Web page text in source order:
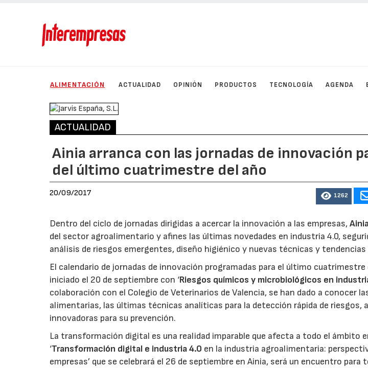
ALIMENTACIÓN ACTUALIDAD OPINIÓN PRODUCTOS TECNOLOGÍA AGENDA
ACTUALIDAD
Ainia arranca con las jornadas de innovación
del último cuatrimestre del año
20/09/2017 1262
Dentro del ciclo de jornadas dirigidas a acercar la innovación a las empresas,
del sector agroalimentario y afines las últimas novedades en industria 4.0,
análisis de riesgos emergentes, diseño higiénico y nuevas técnicas y tendencias
El calendario de jornadas de innovación programadas para el último cuatrimestre
iniciado el 20 de septiembre con ‘Riesgos químicos y microbiológicos en
colaboración con el Colegio de Veterinarios de Valencia, se han dado a conocer
alimentarias, las últimas técnicas analíticas para la detección rápida de riesgos,
innovadoras para su prevención.
La transformación digital es una realidad imparable que afecta a todo el ámbito
‘Transformación digital e industria 4.0 en la industria agroalimentaria:
empresas’ que se celebrará el 26 de septiembre en Ainia, será un encuentro